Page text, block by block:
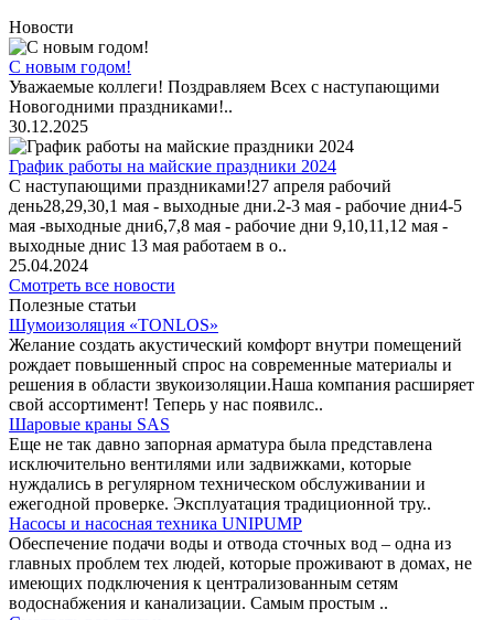
Новости
С новым годом!
Уважаемые коллеги! Поздравляем Всех с наступающими
Новогодними праздниками!..
30.12.2025
График работы на майские праздники 2024
С наступающими праздниками!27 апреля рабочий
день28,29,30,1 мая - выходные дни.2-3 мая - рабочие дни4-5
мая -выходные дни6,7,8 мая - рабочие дни 9,10,11,12 мая -
выходные днис 13 мая работаем в о..
25.04.2024
Смотреть все новости
Полезные статьи
Шумоизоляция «TONLOS»
Желание создать акустический комфорт внутри помещений
рождает повышенный спрос на современные материалы и
решения в области звукоизоляции.Наша компания расширяет
свой ассортимент! Теперь у нас появилс..
Шаровые краны SAS
Еще не так давно запорная арматура была представлена
исключительно вентилями или задвижками, которые
нуждались в регулярном техническом обслуживании и
ежегодной проверке. Эксплуатация традиционной тру..
Насосы и насосная техника UNIPUMP
Обеспечение подачи воды и отвода сточных вод – одна из
главных проблем тех людей, которые проживают в домах, не
имеющих подключения к централизованным сетям
водоснабжения и канализации. Самым простым ..